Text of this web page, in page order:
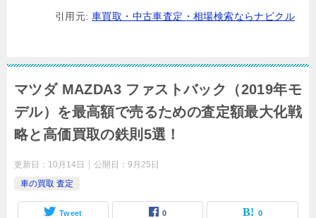
引用元: 車買取・中古車査定・相場検索ならナビクル
マツダ MAZDA3 ファストバック（2019年モ
デル）を最高額で売るための査定額最大化戦
略と高価買取の鉄則5選！
更新日： 10月14日 公開日： 9月25日
車の買取 査定
Tweet 0 0